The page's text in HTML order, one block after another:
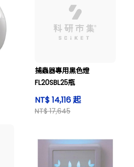
捕蟲器專用黑色燈
FL20SBL25瓶
NT$ 14,116 起
NT$ 17,645